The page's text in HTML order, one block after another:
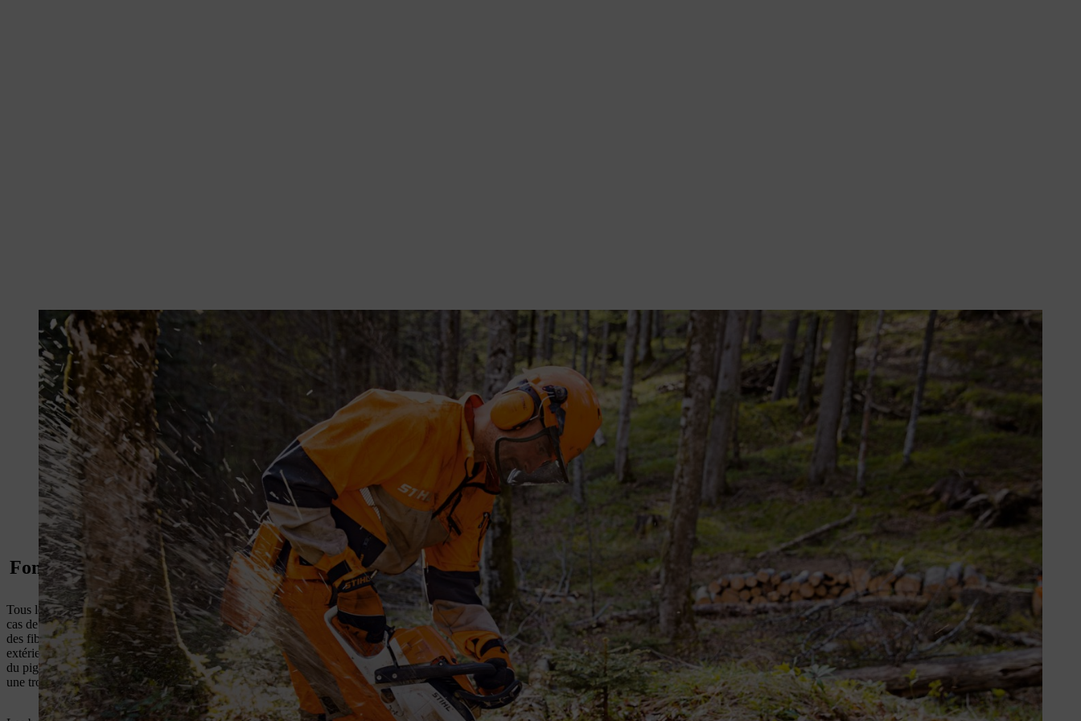
Fonctionnement des vêtements de protection anti-coupure pour le travail avec une tronçonneuse
Tous les vêtements de travail avec protection anti-coupure suivent généralement le même principe, lequel s’appuie sur la nécessité de bloquer la chaîne de latronçonneuse
cas de contact accidentel avec le corps de l’utilisateur. Les pantalons anti-coupures, les vestes et les chaussures de sécurité pour le travail avec une tronçonneuse STIHL utilisent
des fibres spéciales de haute technologie, très longues, fines et hautement résistantes ; ces fibres sont disposées en plusieurs couches lisses et recouvertes par la surface
extérieure du vêtement. Si une chaîne de tronçonneuse entre en contact avec le vêtement, elle saisit et tire sur les fibres instantanément, puis les longs fils durs s’enroulent autour
du pignon d’entraînement et arrêtent la chaîne de la tronçonneuse rapidement. Le pantalon anti-coupure comme les gants anti-coupure sont indispensables pour les travaux avec
une tronçonneuse.